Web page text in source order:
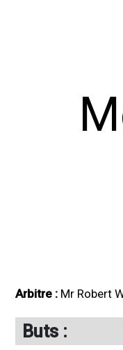
Arbitre : Mr Robert
Buts :